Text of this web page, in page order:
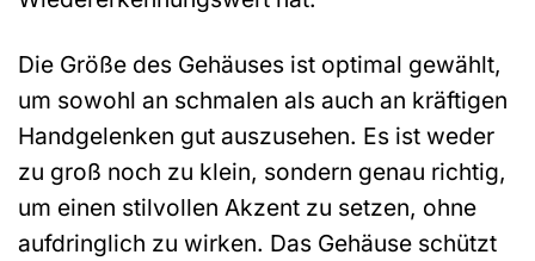
Die Größe des Gehäuses ist optimal gewählt,
um sowohl an schmalen als auch an kräftigen
Handgelenken gut auszusehen. Es ist weder
zu groß noch zu klein, sondern genau richtig,
um einen stilvollen Akzent zu setzen, ohne
aufdringlich zu wirken. Das Gehäuse schützt